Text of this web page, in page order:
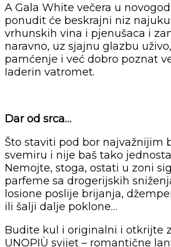
A Gala White večera u
ponudit će beskrajni niz
vrhunskih vina i pjenušaca i
naravno, uz sjajnu glazbu
pamćenje i već dobro poznat
Iaderin vatromet.
Dar od srca…
Što staviti pod bor najvažnijim
svemiru i nije baš tako
Nemojte, stoga, ostati u zoni
parfeme sa drogerijskih
losione poslije brijanja,
ili šalji dalje poklone…
Budite kul i originalni i otkrijte
UNOPIÙ svijet – romantične